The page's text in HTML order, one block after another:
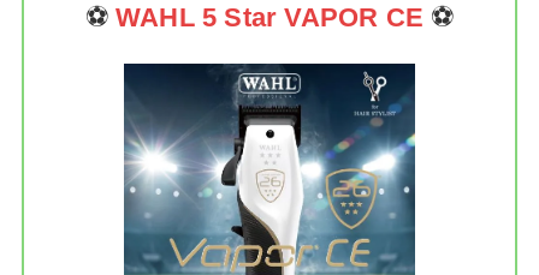
⚽ WAHL 5 Star VAPOR CE ⚽